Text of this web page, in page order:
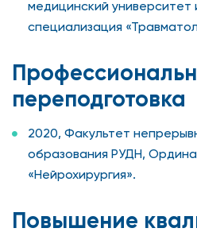
медицинский университет
специализация
переподготовка
2020, Факультет
образования РУДН,
«Нейрохирургия».
Повышение